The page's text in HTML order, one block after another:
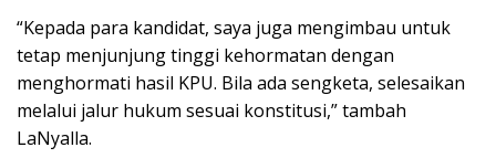
“Kepada para kandidat, saya juga mengimbau untuk
tetap menjunjung tinggi kehormatan dengan
menghormati hasil KPU. Bila ada sengketa, selesaikan
melalui jalur hukum sesuai konstitusi,” tambah
LaNyalla.